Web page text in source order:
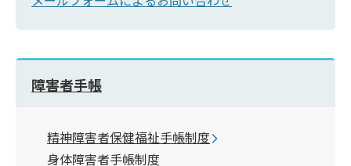
障害者手帳
精神障害者保健福祉手帳制度
身体障害者手帳制度